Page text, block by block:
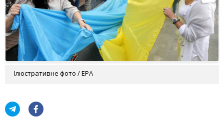
Ілюстративне фото / EPA